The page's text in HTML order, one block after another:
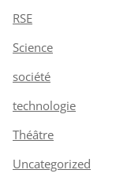
RSE
Science
société
technologie
Théâtre
Uncategorized